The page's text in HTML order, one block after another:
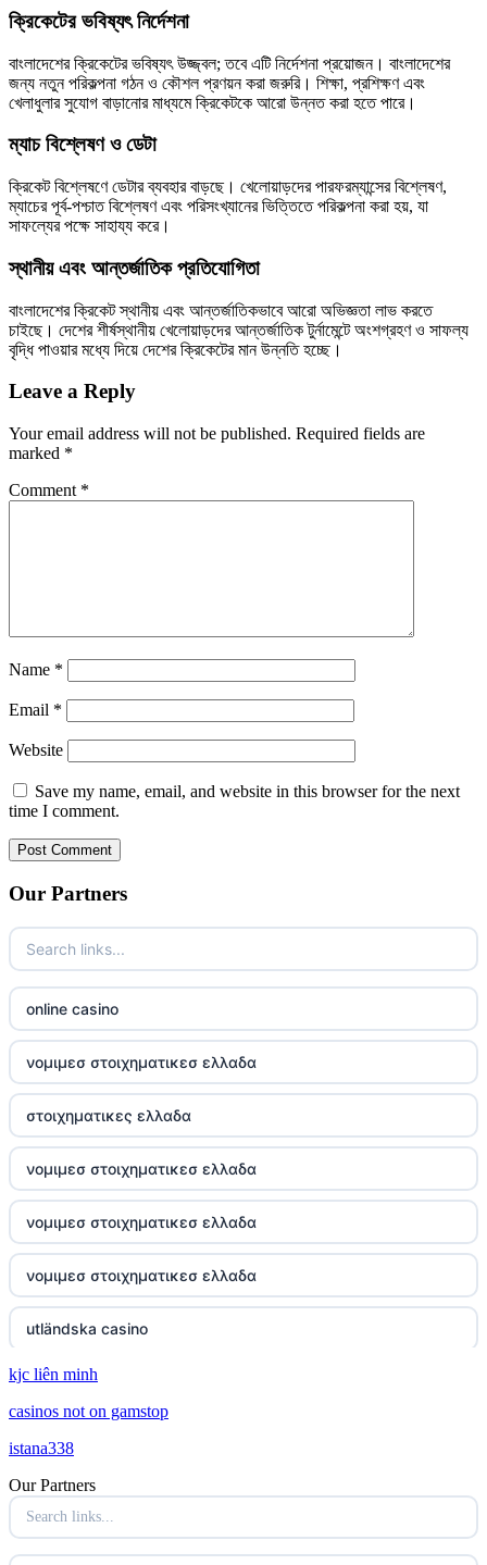
ক্রিকেটের ভবিষ্যৎ নির্দেশনা
বাংলাদেশের ক্রিকেটের ভবিষ্যৎ উজ্জ্বল; তবে এটি নির্দেশনা প্রয়োজন। বাংলাদেশের
জন্য নতুন পরিকল্পনা গঠন ও কৌশল প্রণয়ন করা জরুরি। শিক্ষা, প্রশিক্ষণ এবং
খেলাধুলার সুযোগ বাড়ানোর মাধ্যমে ক্রিকেটকে আরো উন্নত করা হতে পারে।
ম্যাচ বিশ্লেষণ ও ডেটা
ক্রিকেট বিশ্লেষণে ডেটার ব্যবহার বাড়ছে। খেলোয়াড়দের পারফরম্যান্সের বিশ্লেষণ,
ম্যাচের পূর্ব-পশ্চাত বিশ্লেষণ এবং পরিসংখ্যানের ভিত্তিতে পরিকল্পনা করা হয়, যা
সাফল্যের পক্ষে সাহায্য করে।
স্থানীয় এবং আন্তর্জাতিক প্রতিযোগিতা
বাংলাদেশের ক্রিকেট স্থানীয় এবং আন্তর্জাতিকভাবে আরো অভিজ্ঞতা লাভ করতে
চাইছে। দেশের শীর্ষস্থানীয় খেলোয়াড়দের আন্তর্জাতিক টুর্নামেন্টে অংশগ্রহণ ও সাফল্য
বৃদ্ধি পাওয়ার মধ্যে দিয়ে দেশের ক্রিকেটের মান উন্নতি হচ্ছে।
Leave a Reply
Your email address will not be published. Required fields are
marked *
Comment *
Name *
Email *
Website
Save my name, email, and website in this browser for the next
time I comment.
Our Partners
online casino
νομιμεσ στοιχηματικεσ ελλαδα
στοιχηματικες ελλαδα
νομιμεσ στοιχηματικεσ ελλαδα
νομιμεσ στοιχηματικεσ ελλαδα
νομιμεσ στοιχηματικεσ ελλαδα
utländska casino
online kasino za pravi novac Hrvatska
utländska casino
utländska casino
kjc liên minh
casinos not on gamstop
istana338
Our Partners